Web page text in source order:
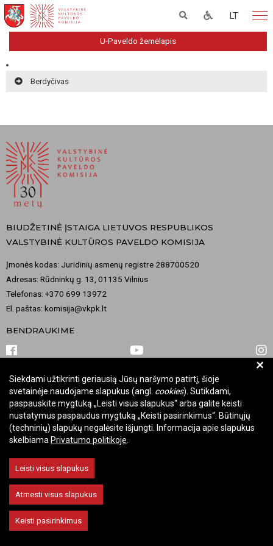
LT
U-Paveldo žemėlapis
Berdyčivas
BIUDŽETINĖ ĮSTAIGA LIETUVOS RESPUBLIKOS
VALSTYBINĖ KULTŪROS PAVELDO KOMISIJA
Įmonės kodas: Juridinių asmenų registre 288700520
Adresas: Rūdninkų g. 13, 01135 Vilnius
Telefonas: +370 699 13972
El. paštas: komisija@vkpk.lt
BENDRAUKIME
© 2026 Valstybinė kultūros paveldo komisija. Visos teisės saugomos.
Keisti slapukų nustatymus
+
Siekdami užtikrinti geriausią Jūsų naršymo patirtį, šioje
svetainėje naudojame slapukus (angl. cookies). Sutikdami,
paspauskite mygtuką „Leisti visus slapukus“ arba galite keisti
nustatymus paspaudus mygtuką „Keisti pasirinkimus“. Būtinųjų
(techninių) slapukų negalėsite išjungti. Informacija apie slapukus
skelbiama Privatumo politikoje
Leisti visus slapukus
Atmesti visus slapukus
Keisti pasirinkimus